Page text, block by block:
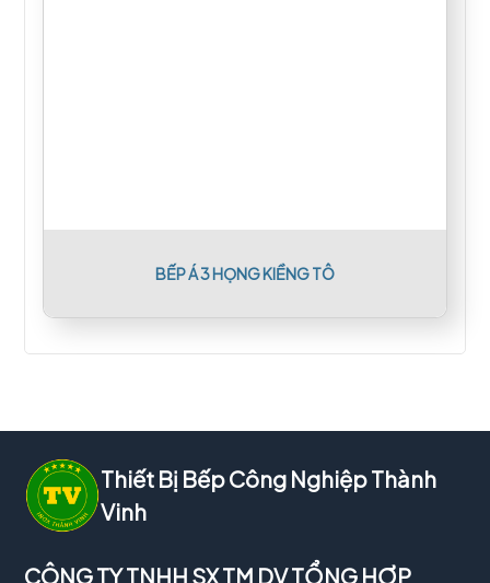
BẾP Á 3 HỌNG KIỀNG TÔ
Thiết Bị Bếp Công Nghiệp Thành
Vinh
CÔNG TY TNHH SX TM DV TỔNG HỢP